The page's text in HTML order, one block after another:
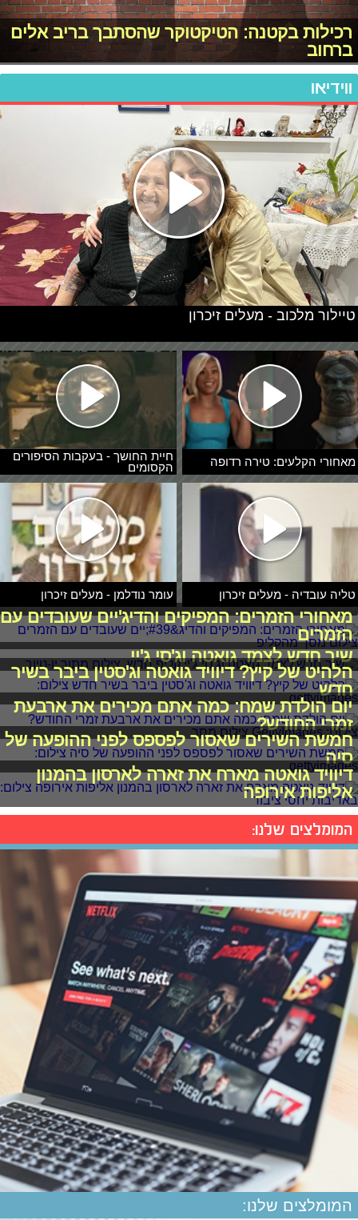
רכילות בקטנה: הטיקטוקר שהסתבך בריב אלים
ברחוב
ווידיאו
מאחורי הקלעים: טירה רדופה
חיית החושך - בעקבות הסיפורים
הקסומים
טליה עובדיה - מעלים זיכרון עומר נודלמן - מעלים זיכרון
טיילור מלכוב - מעלים זיכרון
מאחורי הזמרים: המפיקים והדיג'יים שעובדים עם
הזמרים
שיר חדש לצמד גואטה וג'סי ג'יי
הלהיט של קיץ? דיוויד גואטה וג'סטין ביבר בשיר
חדש
יום הולדת שמח: כמה אתם מכירים את ארבעת
זמרי החודש?
חמשת השירים שאסור לפספס לפני ההופעה של
סיה
דיוויד גואטה מארח את זארה לארסון בהמנון
אליפות אירופה
המומלצים שלנו:
המומלצים שלנו: